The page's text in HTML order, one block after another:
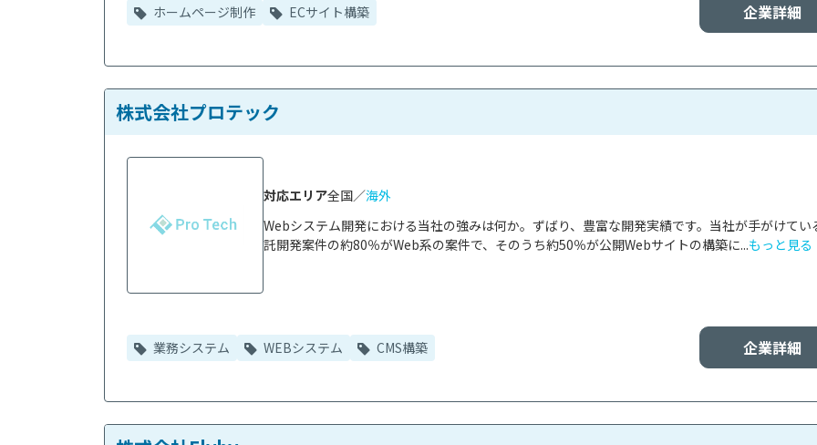
企業詳細
ホームページ制作 ECサイト構築
株式会社プロテック
Webシステム開発における当社の強みは何か。ずばり、豊富な開発実績です。当社が手がけてい
託開発案件の約80％がWeb系の案件で、そのうち約50％が公開Webサイトの構築に...もっと見る
対応エリア全国／海外
企業詳細
業務システム WEBシステム CMS構築